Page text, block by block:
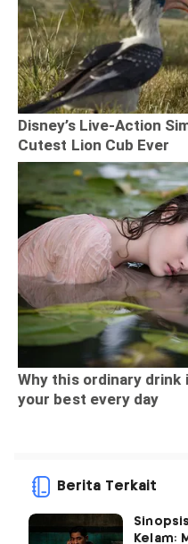
Berita Terkait
Kelam: